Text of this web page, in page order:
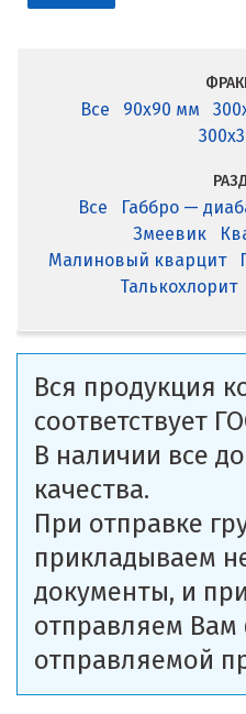
Все 90x90 мм
Все Габбро —
Змеевик
Малиновый кварцит
Талькохлорит
Вся продукция
соответствует
В наличии все
качества.
При отправке
прикладываем
документы, и
отправляем Вам
отправляемой